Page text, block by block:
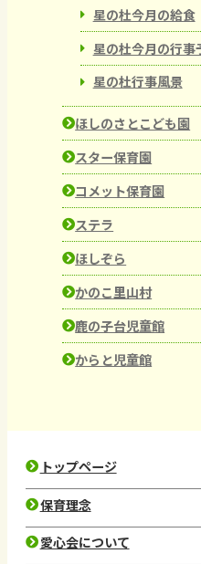
星の杜今月の給食
星の杜今月の行事
星の杜行事風景
ほしのさとこども園
スター保育園
コメット保育園
ステラ
ほしぞら
かのこ里山村
鹿の子台児童館
からと児童館
トップページ
保育理念
愛心会について